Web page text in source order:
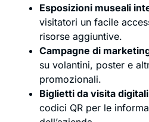
Esposizioni museali
visitatori un facile
risorse aggiuntive.
Campagne di
su volantini, poster e
promozionali.
Biglietti da visita
codici QR per le